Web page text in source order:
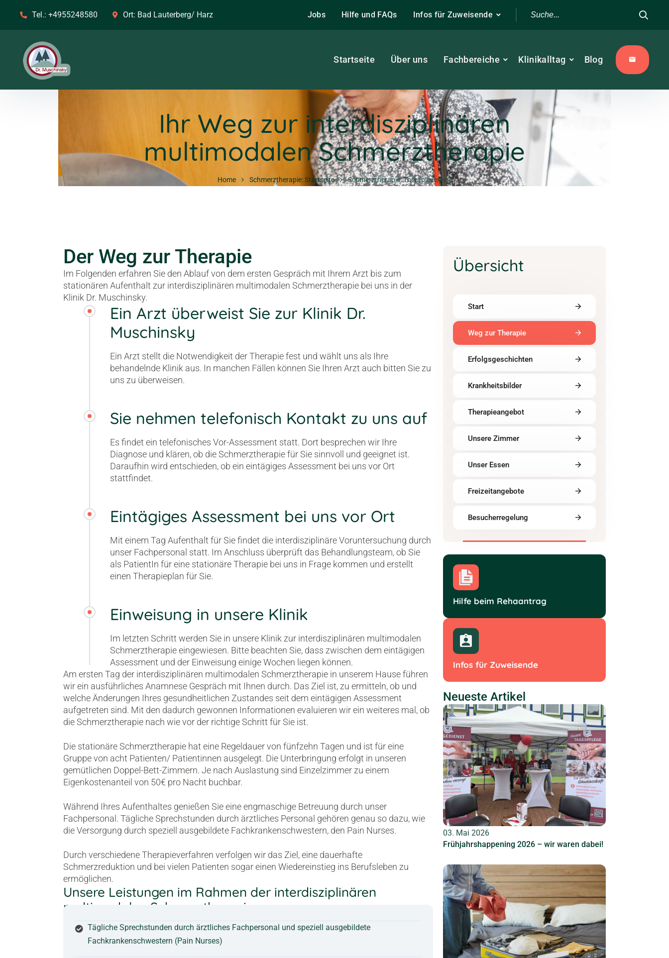
Tel.: +4955248580 Ort: Bad Lauterberg/ Harz Jobs Hilfe und FAQs Infos für Zuweisende
Startseite Über uns Fachbereiche Klinikalltag Blog
Ihr Weg zur interdisziplinären
multimodalen Schmerztherapie
Home Schmerztherapie: Startseite Schmerztherapie: Therapieverlauf
Der Weg zur Therapie
Im Folgenden erfahren Sie den Ablauf von dem ersten Gespräch mit Ihrem Arzt bis zum
stationären Aufenthalt zur interdisziplinären multimodalen Schmerztherapie bei uns in der
Klinik Dr. Muschinsky.
Ein Arzt überweist Sie zur Klinik Dr.
Muschinsky
Ein Arzt stellt die Notwendigkeit der Therapie fest und wählt uns als Ihre
behandelnde Klinik aus. In manchen Fällen können Sie Ihren Arzt auch bitten Sie zu
uns zu überweisen.
Sie nehmen telefonisch Kontakt zu uns auf
Es findet ein telefonisches Vor-Assessment statt. Dort besprechen wir Ihre
Diagnose und klären, ob die Schmerztherapie für Sie sinnvoll und geeignet ist.
Daraufhin wird entschieden, ob ein eintägiges Assessment bei uns vor Ort
stattfindet.
Eintägiges Assessment bei uns vor Ort
Mit einem Tag Aufenthalt für Sie findet die interdisziplinäre Voruntersuchung durch
unser Fachpersonal statt. Im Anschluss überprüft das Behandlungsteam, ob Sie
als PatientIn für eine stationäre Therapie bei uns in Frage kommen und erstellt
einen Therapieplan für Sie.
Einweisung in unsere Klinik
Im letzten Schritt werden Sie in unsere Klinik zur interdisziplinären multimodalen
Schmerztherapie eingewiesen. Bitte beachten Sie, dass zwischen dem eintägigen
Assessment und der Einweisung einige Wochen liegen können.
Am ersten Tag der interdisziplinären multimodalen Schmerztherapie in unserem Hause führen
wir ein ausführliches Anamnese Gespräch mit Ihnen durch. Das Ziel ist, zu ermitteln, ob und
welche Änderungen Ihres gesundheitlichen Zustandes seit dem eintägigen Assessment
aufgetreten sind. Mit den dadurch gewonnen Informationen evaluieren wir ein weiteres mal, ob
die Schmerztherapie nach wie vor der richtige Schritt für Sie ist.
Die stationäre Schmerztherapie hat eine Regeldauer von fünfzehn Tagen und ist für eine
Gruppe von acht Patienten/ Patientinnen ausgelegt. Die Unterbringung erfolgt in unseren
gemütlichen Doppel-Bett-Zimmern. Je nach Auslastung sind Einzelzimmer zu einem
Eigenkostenanteil von 50€ pro Nacht buchbar.
Während Ihres Aufenthaltes genießen Sie eine engmaschige Betreuung durch unser
Fachpersonal. Tägliche Sprechstunden durch ärztliches Personal gehören genau so dazu, wie
die Versorgung durch speziell ausgebildete Fachkrankenschwestern, den Pain Nurses.
Durch verschiedene Therapieverfahren verfolgen wir das Ziel, eine dauerhafte
Schmerzreduktion und bei vielen Patienten sogar einen Wiedereinstieg ins Berufsleben zu
ermöglichen.
Unsere Leistungen im Rahmen der interdisziplinären
multimodalen Schmerztherapie
Tägliche Sprechstunden durch ärztliches Fachpersonal und speziell ausgebildete
Fachkrankenschwestern (Pain Nurses)
Übersicht
Start
Weg zur Therapie
Erfolgsgeschichten
Krankheitsbilder
Therapieangebot
Unsere Zimmer
Unser Essen
Freizeitangebote
Besucherregelung
Hilfe beim Rehaantrag
Infos für Zuweisende
Neueste Artikel
03. Mai 2026
Frühjahrshappening 2026 – wir waren dabei!